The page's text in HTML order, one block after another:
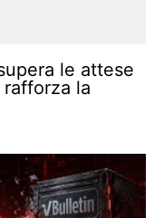
le attese
la